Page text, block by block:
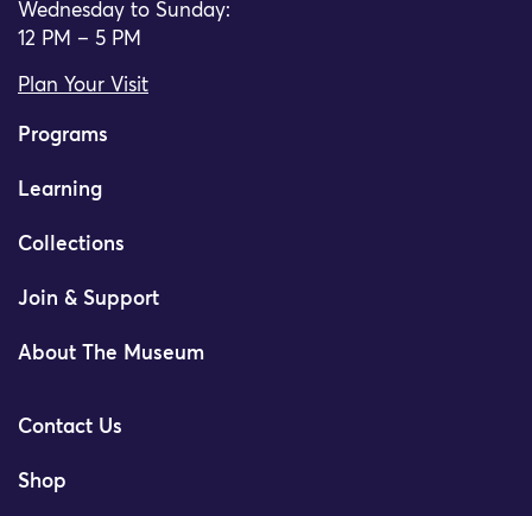
Wednesday to Sunday:
12 PM – 5 PM
Plan Your Visit
Programs
Learning
Collections
Join & Support
About The Museum
Contact Us
Shop